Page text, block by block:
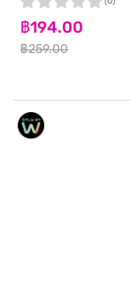
฿194.00
฿259.00